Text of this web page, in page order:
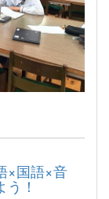
×国語×音
う！